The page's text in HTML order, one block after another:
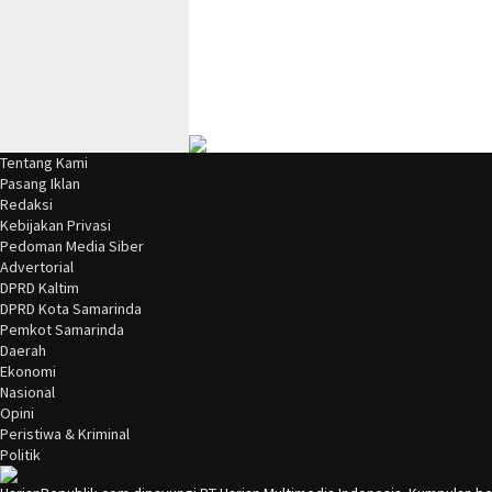
Tentang Kami
Pasang Iklan
Redaksi
Kebijakan Privasi
Pedoman Media Siber
Advertorial
DPRD Kaltim
DPRD Kota Samarinda
Pemkot Samarinda
Daerah
Ekonomi
Nasional
Opini
Peristiwa & Kriminal
Politik